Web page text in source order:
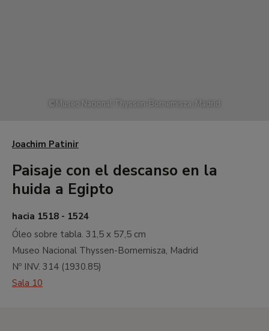
©Museo Nacional Thyssen-Bornemisza, Madrid
Joachim Patinir
Paisaje con el descanso en la
huida a Egipto
hacia 1518 - 1524
Óleo sobre tabla. 31,5 x 57,5 cm
Museo Nacional Thyssen-Bornemisza, Madrid
Nº INV. 314 (1930.85)
Sala 10